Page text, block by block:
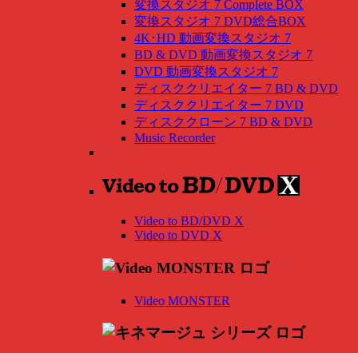
変換スタジオ 7 Complete BOX
変換スタジオ 7 DVD総合BOX
4K･HD 動画変換スタジオ 7
BD & DVD 動画変換スタジオ 7
DVD 動画変換スタジオ 7
ディスククリエイター 7 BD & DVD
ディスククリエイター 7 DVD
ディスククローン 7 BD & DVD
Music Recorder
Video to BD/DVD X
Video to DVD X
Video MONSTER